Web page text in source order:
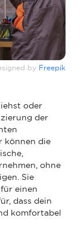
by Freepik
oder
der
können die
ohne
Sie
einen
dass dein
komfortabel